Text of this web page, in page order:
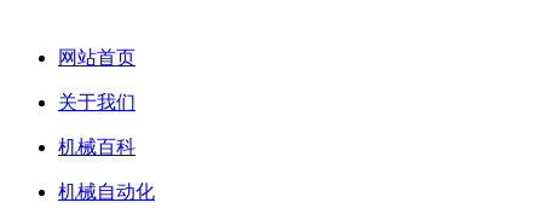
网站首页
关于我们
机械百科
机械自动化